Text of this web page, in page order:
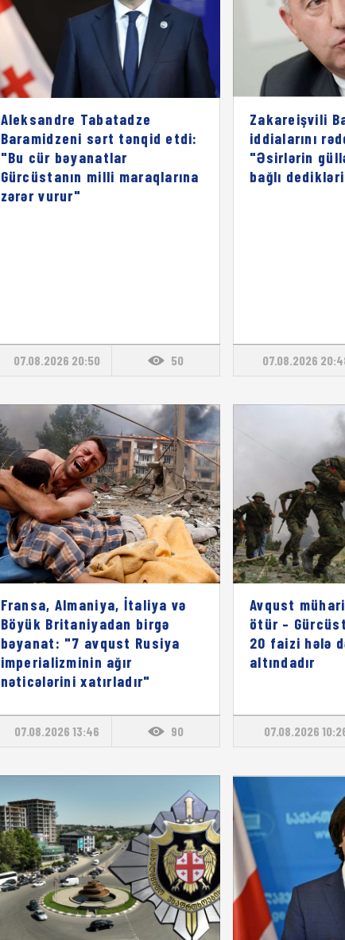
Aleksandre Tabatadze
Baramidzeni sərt tənqid etdi:
"Bu cür bəyanatlar
Gürcüstanın milli maraqlarına
zərər vurur"
07.08.2026 20:50 50
Zakareişvili
iddialarını
"Əsirlərin
bağlı
07.08.2026
Fransa, Almaniya, İtaliya və
Böyük Britaniyadan birgə
bəyanat: "7 avqust Rusiya
imperializminin ağır
nəticələrini xatırladır"
07.08.2026 13:46 90
Avqust
ötür –
20 faizi hələ
altındadır
07.08.2026